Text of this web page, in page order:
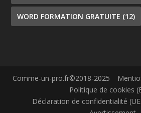
WORD FORMATION GRATUITE (12)
Comme-un-pro.fr©2018-2025
Politique de cookies
Déclaration de confidentialité